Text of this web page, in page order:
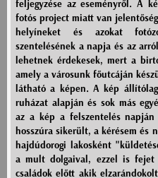
feljegyzése az eseményről. A
fotós project miatt van
helyíneket és azokat
szentelésének a napja és az
lehetnek érdekesek, mert a
amely a városunk főutcáján
látható a képen. A kép
ruházat alapján és sok más
az a kép a felszentelés napján
hosszúra sikerült, a kérésem és
hajdúdorogi lakosként
a mult dolgaival, ezzel is
családok előtt akik